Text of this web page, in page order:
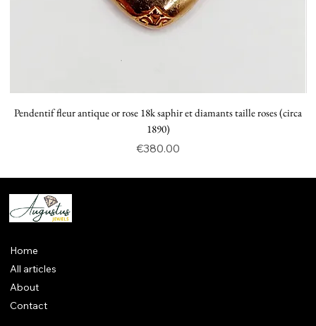
Pendentif fleur antique or rose 18k saphir et diamants taille roses (circa
1890)
Price
€380.00
Home
All articles
About
Contact